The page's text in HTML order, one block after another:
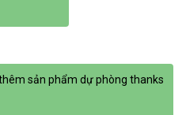
sản phẩm dự phòng thanks